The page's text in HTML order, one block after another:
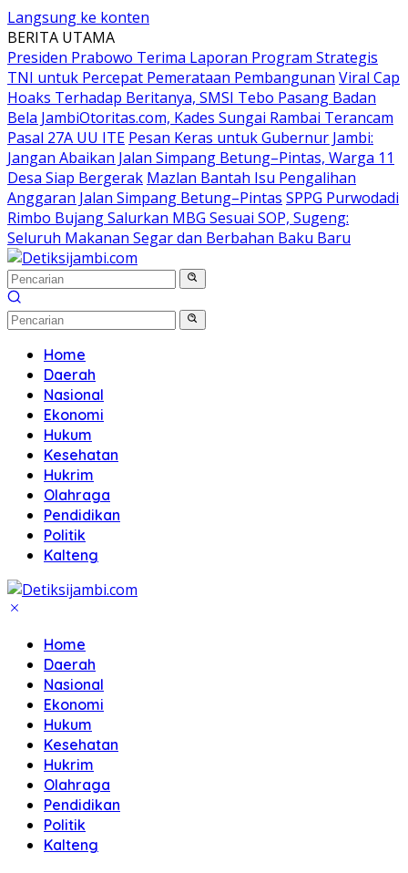
Langsung ke konten
BERITA UTAMA
Presiden Prabowo Terima Laporan Program Strategis
TNI untuk Percepat Pemerataan Pembangunan Viral Cap
Hoaks Terhadap Beritanya, SMSI Tebo Pasang Badan
Bela JambiOtoritas.com, Kades Sungai Rambai Terancam
Pasal 27A UU ITE Pesan Keras untuk Gubernur Jambi:
Jangan Abaikan Jalan Simpang Betung–Pintas, Warga 11
Desa Siap Bergerak Mazlan Bantah Isu Pengalihan
Anggaran Jalan Simpang Betung–Pintas SPPG Purwodadi
Rimbo Bujang Salurkan MBG Sesuai SOP, Sugeng:
Seluruh Makanan Segar dan Berbahan Baku Baru
Home
Daerah
Nasional
Ekonomi
Hukum
Kesehatan
Hukrim
Olahraga
Pendidikan
Politik
Kalteng
Home
Daerah
Nasional
Ekonomi
Hukum
Kesehatan
Hukrim
Olahraga
Pendidikan
Politik
Kalteng